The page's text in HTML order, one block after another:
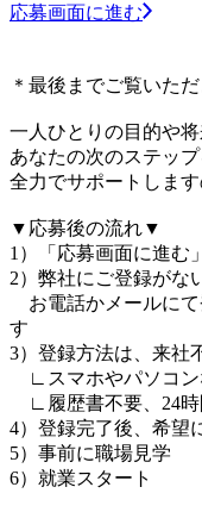
応募画面に進む
＊最後までご覧いた
一人ひとりの目的や
あなたの次のステッ
全力でサポートしま
▼応募後の流れ▼
1）「応募画面に進む
2）弊社にご登録がな
お電話かメールにて
す
3）登録方法は、来社
∟スマホやパソコン
∟履歴書不要、24時
4）登録完了後、希望
5）事前に職場見学
6）就業スタート